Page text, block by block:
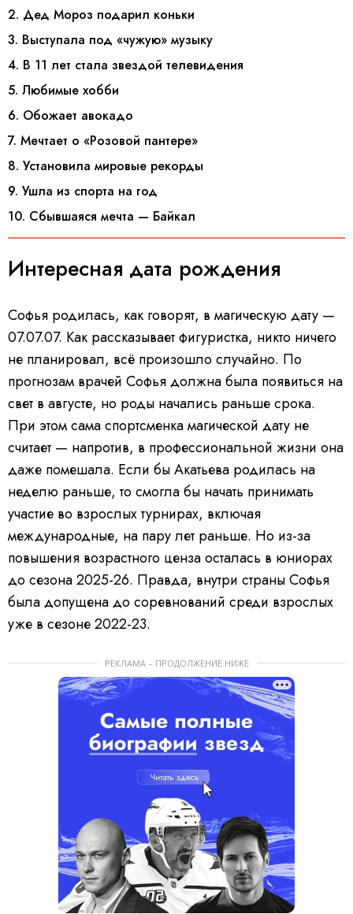
2. Дед Мороз подарил коньки
3. Выступала под «чужую» музыку
4. В 11 лет стала звездой телевидения
5. Любимые хобби
6. Обожает авокадо
7. Мечтает о «Розовой пантере»
8. Установила мировые рекорды
9. Ушла из спорта на год
10. Сбывшаяся мечта — Байкал
Интересная дата рождения
Софья родилась, как говорят, в магическую дату —
07.07.07. Как рассказывает фигуристка, никто ничего
не планировал, всё произошло случайно. По
прогнозам врачей Софья должна была появиться на
свет в августе, но роды начались раньше срока.
При этом сама спортсменка магической дату не
считает — напротив, в профессиональной жизни она
даже помешала. Если бы Акатьева родилась на
неделю раньше, то смогла бы начать принимать
участие во взрослых турнирах, включая
международные, на пару лет раньше. Но из-за
повышения возрастного ценза осталась в юниорах
до сезона 2025-26. Правда, внутри страны Софья
была допущена до соревнований среди взрослых
уже в сезоне 2022-23.
РЕКЛАМА – ПРОДОЛЖЕНИЕ НИЖЕ